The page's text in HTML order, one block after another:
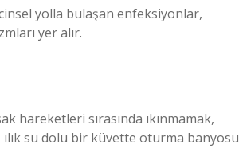
yolla bulaşan enfeksiyonlar,
yer alır.
hareketleri sırasında ıkınmamak,
su dolu bir küvette oturma banyosu